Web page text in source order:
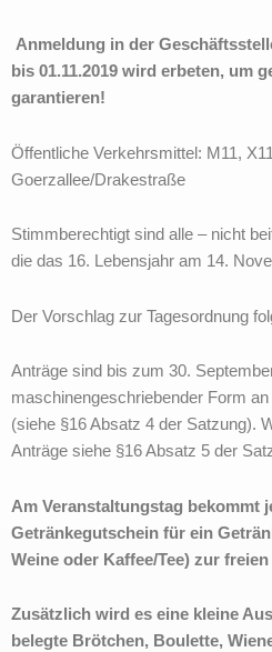
Anmeldung in der
bis 01.11.2019 wird erbeten, um
garantieren!
Öffentliche Verkehrsmittel: M11,
Goerzallee/Drakestraße
Stimmberechtigt sind alle – nicht
die das 16. Lebensjahr am 14.
Der Vorschlag zur Tagesordnung
Anträge sind bis zum 30.
maschinengeschriebender Form
(siehe §16 Absatz 4 der Satzung).
Anträge siehe §16 Absatz 5 der
Am Veranstaltungstag bekommt
Getränkegutschein für ein
Weine oder Kaffee/Tee) zur
Zusätzlich wird es eine kleine
belegte Brötchen, Boulette,